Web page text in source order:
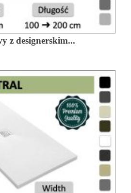
z designerskim...